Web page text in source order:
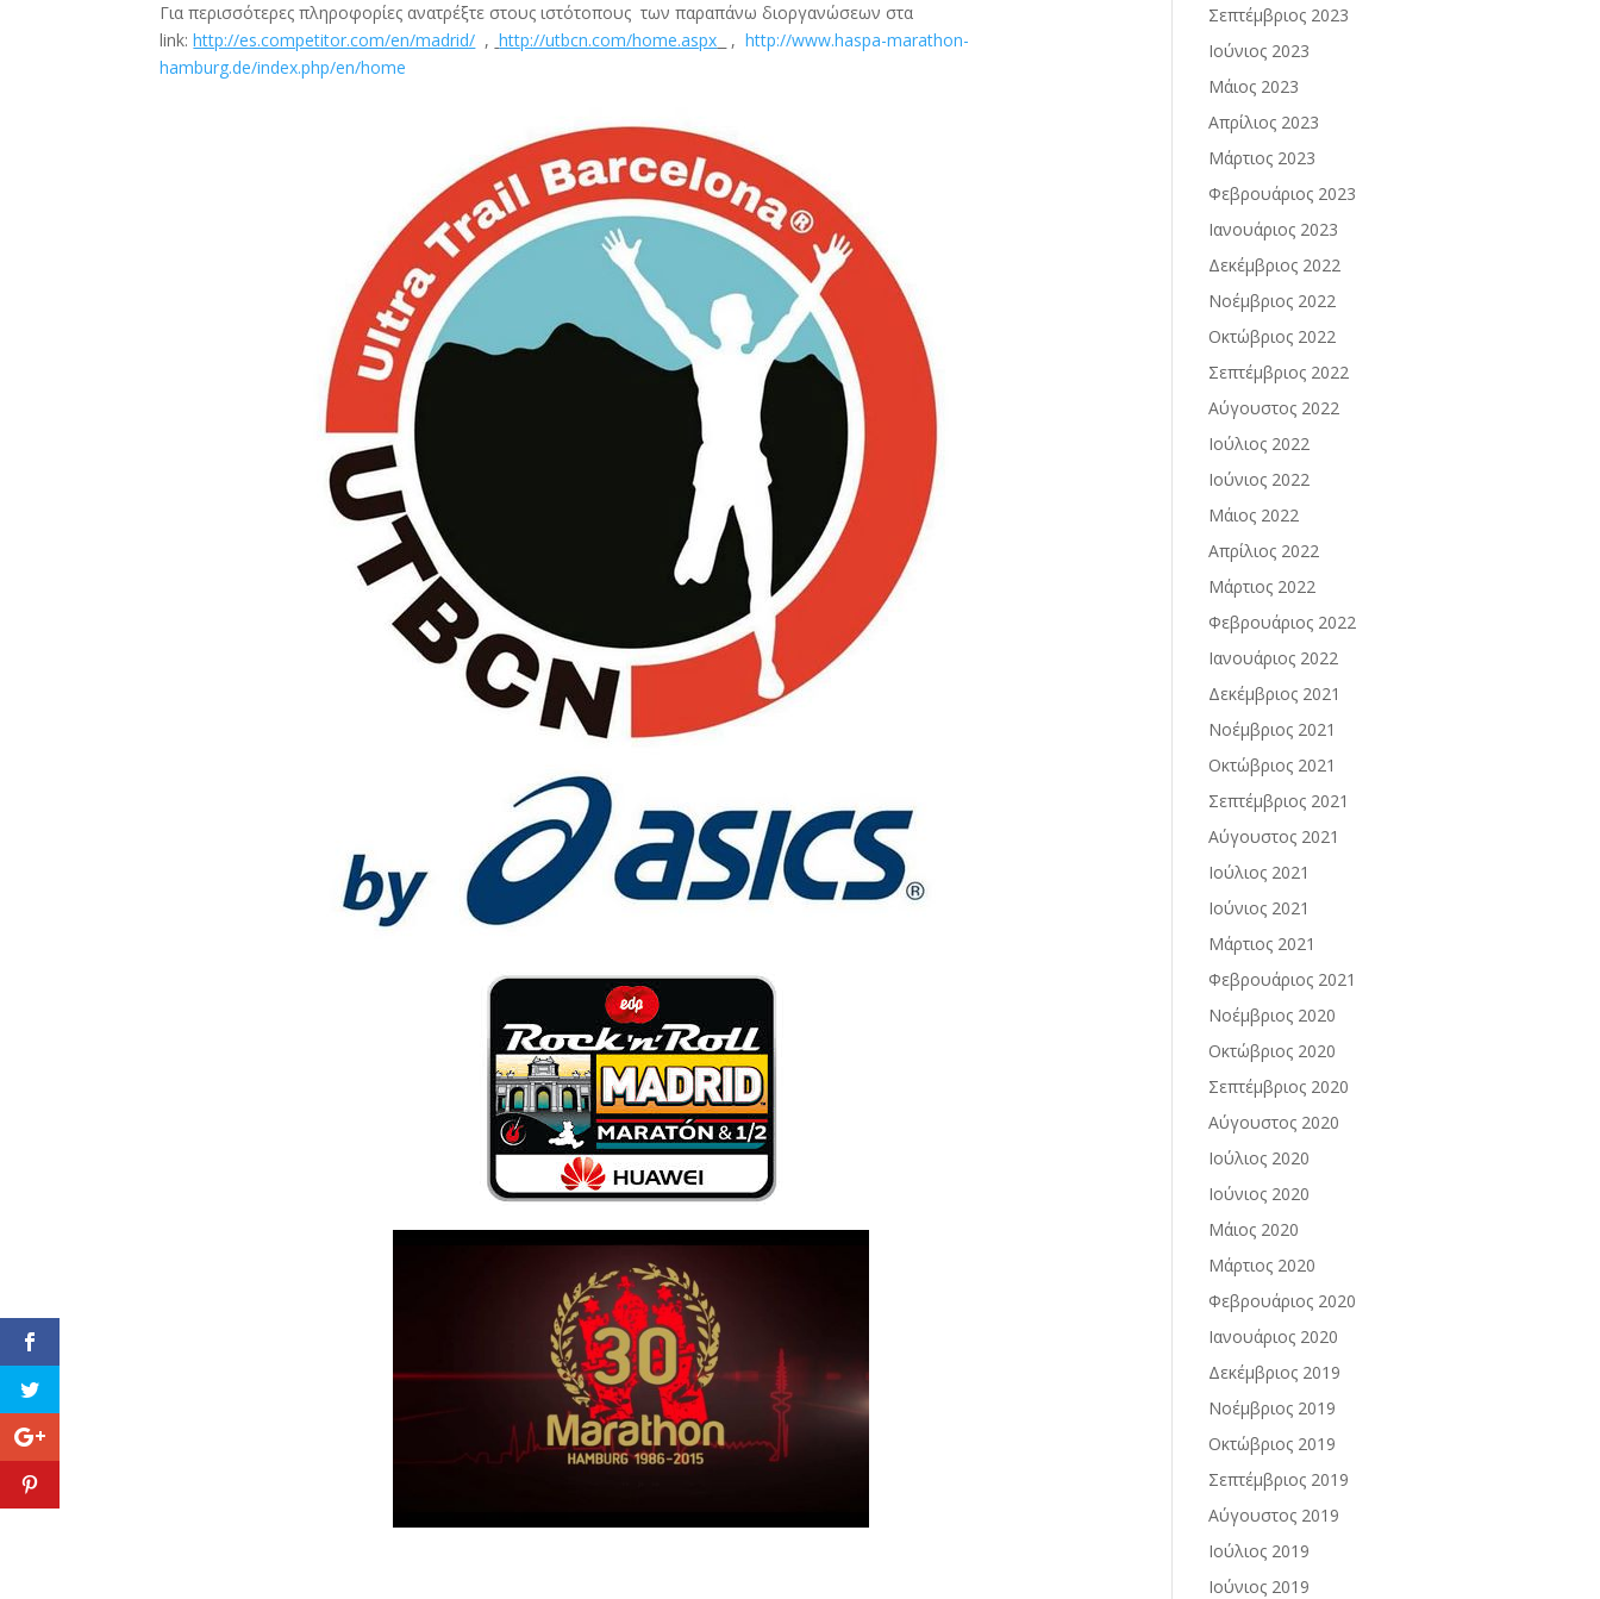
Για περισσότερες πληροφορίες ανατρέξτε στους ιστότοπους των παραπάνω διοργανώσεων στα
link:http://es.competitor.com/en/madrid/ , http://utbcn.com/home.aspx ,http://www.haspa-marathon-
hamburg.de/index.php/en/home
Σεπτέμβριος 2023
Ιούνιος 2023
Μάιος 2023
Απρίλιος 2023
Μάρτιος 2023
Φεβρουάριος 2023
Ιανουάριος 2023
Δεκέμβριος 2022
Νοέμβριος 2022
Οκτώβριος 2022
Σεπτέμβριος 2022
Αύγουστος 2022
Ιούλιος 2022
Ιούνιος 2022
Μάιος 2022
Απρίλιος 2022
Μάρτιος 2022
Φεβρουάριος 2022
Ιανουάριος 2022
Δεκέμβριος 2021
Νοέμβριος 2021
Οκτώβριος 2021
Σεπτέμβριος 2021
Αύγουστος 2021
Ιούλιος 2021
Ιούνιος 2021
Μάρτιος 2021
Φεβρουάριος 2021
Νοέμβριος 2020
Οκτώβριος 2020
Σεπτέμβριος 2020
Αύγουστος 2020
Ιούλιος 2020
Ιούνιος 2020
Μάιος 2020
Μάρτιος 2020
Φεβρουάριος 2020
Ιανουάριος 2020
Δεκέμβριος 2019
Νοέμβριος 2019
Οκτώβριος 2019
Σεπτέμβριος 2019
Αύγουστος 2019
Ιούλιος 2019
Ιούνιος 2019